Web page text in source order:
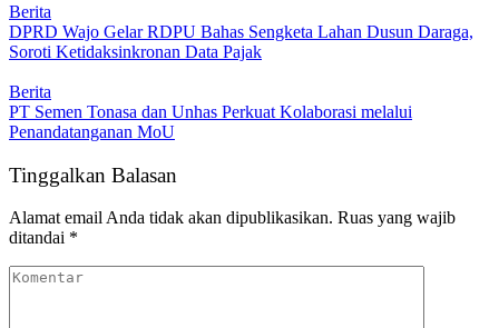
Berita
DPRD Wajo Gelar RDPU Bahas Sengketa Lahan Dusun Daraga,
Soroti Ketidaksinkronan Data Pajak
Berita
PT Semen Tonasa dan Unhas Perkuat Kolaborasi melalui
Penandatanganan MoU
Tinggalkan Balasan
Alamat email Anda tidak akan dipublikasikan. Ruas yang wajib
ditandai *